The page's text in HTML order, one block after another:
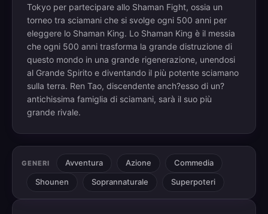
Tokyo per partecipare allo Shaman Fight, ossia un
torneo tra sciamani che si svolge ogni 500 anni per
eleggere lo Shaman King. Lo Shaman King è il messia
che ogni 500 anni trasforma la grande distruzione di
questo mondo in una grande rigenerazione, unendosi
al Grande Spirito e diventando il più potente sciamano
sulla terra. Ren Tao, discendente anch?esso di un?
antichissima famiglia di sciamani, sarà il suo più
grande rivale.
GENERI Avventura Azione
Commedia
Shounen
Soprannaturale Superpoteri